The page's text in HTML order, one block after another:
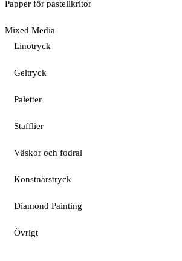
Papper för pastellkritor
Mixed Media
Linotryck
Geltryck
Paletter
Stafflier
Väskor och fodral
Konstnärstryck
Diamond Painting
Övrigt